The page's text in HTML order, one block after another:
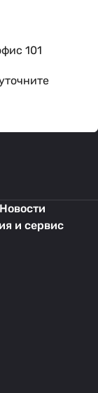
101
Новости
и сервис